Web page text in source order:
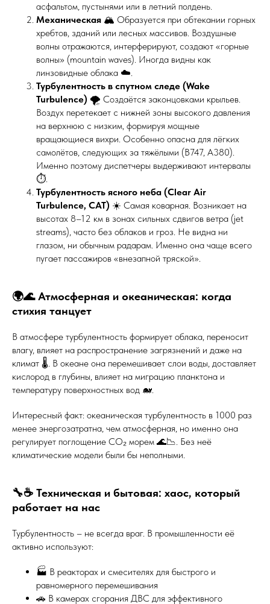
асфальтом, пустынями или в летний полдень.
Механическая 🏔️ Образуется при обтекании горных
хребтов, зданий или лесных массивов. Воздушные
волны отражаются, интерферируют, создают «горные
волны» (mountain waves). Иногда видны как
линзовидные облака ☁️.
Турбулентность в спутном следе (Wake
Turbulence) 🌪️ Создаётся законцовками крыльев.
Воздух перетекает с нижней зоны высокого давления
на верхнюю с низким, формируя мощные
вращающиеся вихри. Особенно опасна для лёгких
самолётов, следующих за тяжёлыми (B747, A380).
Именно поэтому диспетчеры выдерживают интервалы
⏱️.
Турбулентность ясного неба (Clear Air
Turbulence, CAT) ☀️ Самая коварная. Возникает на
высотах 8–12 км в зонах сильных сдвигов ветра (jet
streams), часто без облаков и гроз. Не видна ни
глазом, ни обычным радарам. Именно она чаще всего
пугает пассажиров «внезапной тряской».
🌍🌊 Атмосферная и океаническая: когда
стихия танцует
В атмосфере турбулентность формирует облака, переносит
влагу, влияет на распространение загрязнений и даже на
климат 🌡️. В океане она перемешивает слои воды, доставляет
кислород в глубины, влияет на миграцию планктона и
температуру поверхностных вод 🐋.
Интересный факт: океаническая турбулентность в 1000 раз
менее энергозатратна, чем атмосферная, но именно она
регулирует поглощение CO₂ морем 🌊📉. Без неё
климатические модели были бы неполными.
🔧☕ Техническая и бытовая: хаос, который
работает на нас
Турбулентность – не всегда враг. В промышленности её
активно используют:
🏭 В реакторах и смесителях для быстрого и
равномерного перемешивания
🚗 В камерах сгорания ДВС для эффективного